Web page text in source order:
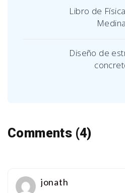
Libro de
Diseño de
Comments (4)
jonath